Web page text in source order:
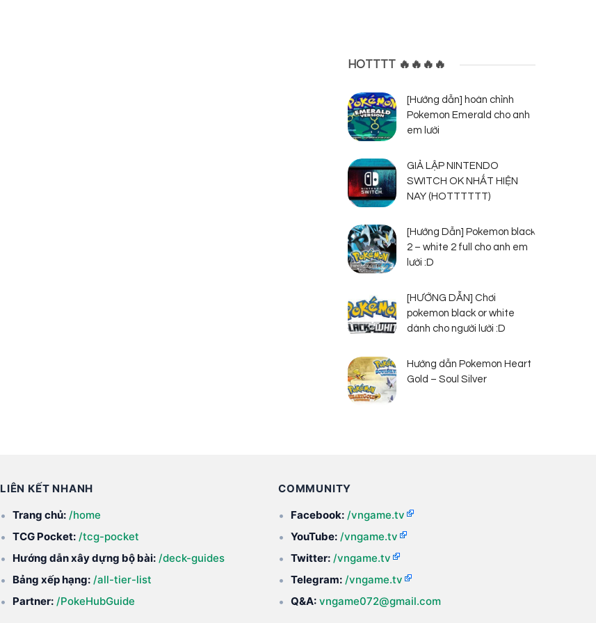
HOTTTT 🔥🔥🔥🔥
[Hướng dẫn] hoàn chỉnh
Pokemon Emerald cho anh
em lười
GIẢ LẬP NINTENDO
SWITCH OK NHẤT HIỆN
NAY (HOTTTTTT)
[Hướng Dẫn] Pokemon black
2 – white 2 full cho anh em
lười :D
[HƯỚNG DẪN] Chơi
pokemon black or white
dành cho người lười :D
Hướng dẫn Pokemon Heart
Gold – Soul Silver
LIÊN KẾT NHANH
Trang chủ: /home
TCG Pocket: /tcg-pocket
Hướng dẫn xây dựng bộ bài: /deck-guides
Bảng xếp hạng: /all-tier-list
Partner: /PokeHubGuide
COMMUNITY
Facebook: /vngame.tv
YouTube: /vngame.tv
Twitter: /vngame.tv
Telegram: /vngame.tv
Q&A: vngame072@gmail.com